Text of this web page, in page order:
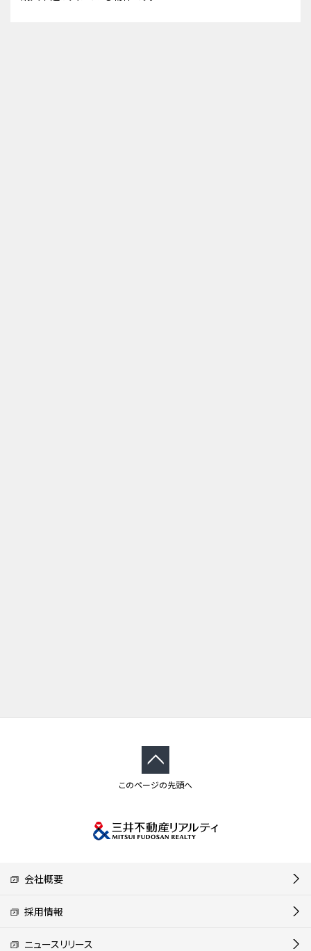
このページの先頭へ
会社概要
採用情報
ニュースリリース